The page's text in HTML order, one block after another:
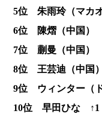
5位 朱雨玲（マカ
6位 陳熠（中国）
7位 蒯曼（中国）
8位 王芸迪（中国）
9位 ウィンター（ド
10位 早田ひな ↑1